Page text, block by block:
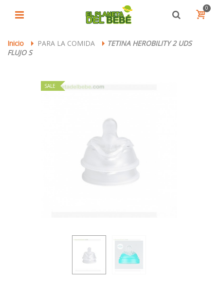
0
Inicio > PARA LA COMIDA > TETINA HEROBILITY 2 UDS
FLUJO S
SALE